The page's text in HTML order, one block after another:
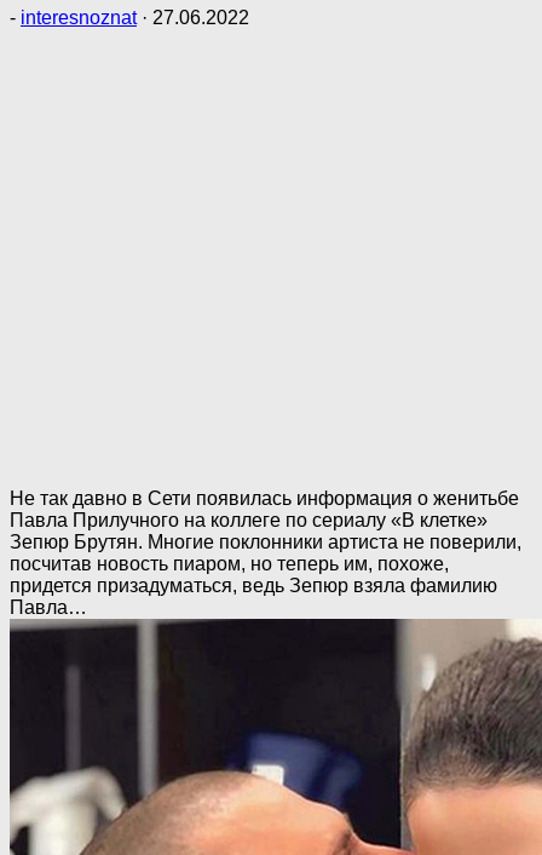
- interesnoznat · 27.06.2022
Не так давно в Сети появилась информация о женитьбе
Павла Прилучного на коллеге по сериалу «В клетке»
Зепюр Брутян. Многие поклонники артиста не поверили,
посчитав новость пиаром, но теперь им, похоже,
придется призадуматься, ведь Зепюр взяла фамилию
Павла…